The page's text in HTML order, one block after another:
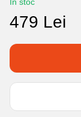
479 Lei